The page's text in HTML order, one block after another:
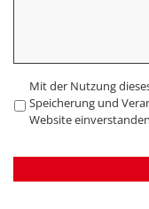
Datenschutz *
Mit der Nutzung
Speicherung und
Website